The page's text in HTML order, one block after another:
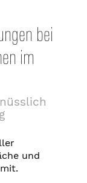
bei
im
und